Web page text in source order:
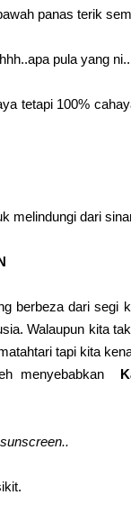
panas terik
pula yang ni..
tetapi 100%
melindungi dari
berbeza dari segi
Walaupun kita
tapi kita
menyebabkan